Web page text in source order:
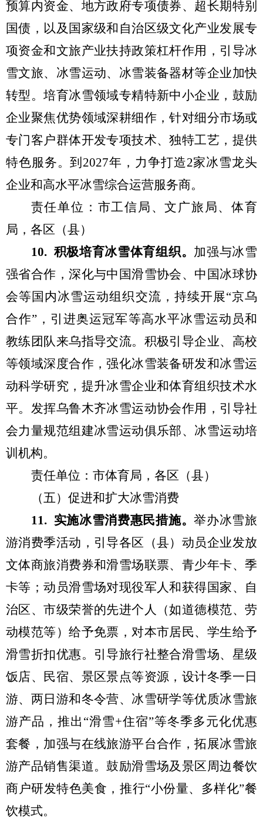
预算内资金、地方政府专项债券、超长期特别
国债，以及 国家级和自治区级文化产业发展专
项资金和文旅产业扶持政策杠杆作用， 引导冰
雪文旅、冰雪运动、冰雪装备器材等企业加快
转型 。培育冰雪领域专精特新中小企业 ， 鼓励
企业聚焦优势领域深耕细作，针对细分市场或
专门客户群体开发专项技术、独特工艺，提供
特色服务。到 2027年，力争打造2家冰雪龙头
企业和高水平冰雪综合运营服务商。
责任单位：市工信局、文 广旅局、体育
局，各区（县）
10. 积极培育冰雪体育组织。 加强与冰雪
强省合作，深化与中国滑雪协会、中国冰球协
会等国内冰雪运动组织交流 ， 持续开展“京乌
合作”， 引进奥运冠军等高水平冰雪运动员和
教练团队来乌指导交流。 积极引导企业、高校
等领域深度合作，强化冰雪装备研发和冰雪运
动科学研究，提升冰雪企业和体育组织技术水
平。发挥乌鲁木齐冰雪运动协会作用，引导社
会力量规范组建冰雪运动俱乐部、冰雪运动培
训机构。
责任单位：市体育局，各区（县）
（五） 促进和扩大冰雪消费
11. 实施冰雪消费惠民措施。举办冰雪旅
游消费季活动 ，引导各区（县） 动员企业发放
文体商旅消费券和滑雪场联票、青少年卡、季
卡等； 动员滑雪场对现役军人和获得国家、自
治区、市级荣誉的先进个人（如道德模范、劳
动模范等）给予免票，对本市居民、学生给予
滑雪折扣优惠。 引导旅行社整合滑雪场、星级
饭店、民宿、 景区景点等资源，设计冬季一日
游、两日游和冬令营、冰雪研学等优质冰雪旅
游产品，推出 “滑雪+住宿”等冬季多元化优惠
套餐，加强与在线旅游平台合作，拓展冰雪旅
游产品销售渠道。鼓励滑雪场及景区周边餐饮
商户研发特色美食 ，推行“小份量、多样化”餐
饮模式。